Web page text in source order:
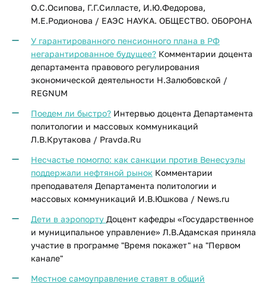
О.С.Осипова, Г.Г.Силласте, И.Ю.Федорова,
М.Е.Родионова / ЕАЭС НАУКА. ОБЩЕСТВО. ОБОРОНА
У гарантированного пенсионного плана в РФ
негарантированное будущее? Комментарии доцента
департамента правового регулирования
экономической деятельности Н.Залюбовской /
REGNUM
Поедем ли быстро? Интервью доцента Департамента
политологии и массовых коммуникаций
Л.В.Крутакова / Pravda.Ru
Несчастье помогло: как санкции против Венесуэлы
поддержали нефтяной рынок Комментарии
преподавателя Департамента политологии и
массовых коммуникаций И.В.Юшкова / News.ru
Дети в аэропорту Доцент кафедры «Государственное
и муниципальное управление» Л.В.Адамская приняла
участие в программе "Время покажет" на "Первом
канале"
Местное самоуправление ставят в общий